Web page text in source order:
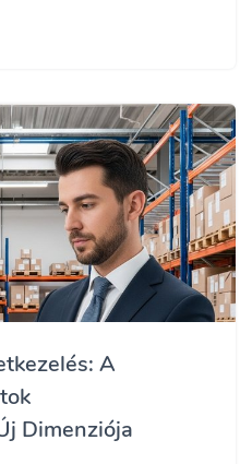
A
Dimenziója